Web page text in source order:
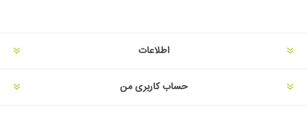
اطلاعات
حساب کاربری من